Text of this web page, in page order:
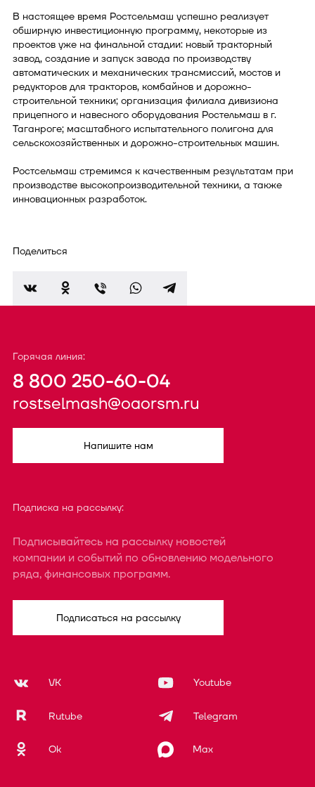
В настоящее время Ростсельмаш успешно реализует
обширную инвестиционную программу, некоторые из
проектов уже на финальной стадии: новый тракторный
завод, создание и запуск завода по производству
автоматических и механических трансмиссий, мостов и
редукторов для тракторов, комбайнов и дорожно-
строительной техники; организация филиала дивизиона
прицепного и навесного оборудования Ростельмаш в г.
Таганроге; масштабного испытательного полигона для
сельскохозяйственных и дорожно-строительных машин.
Ростсельмаш стремимся к качественным результатам при
производстве высокопроизводительной техники, а также
инновационных разработок.
Поделиться
Горячая линия:
8 800 250-60-04
rostselmash@oaorsm.ru
Напишите нам
Подписка на рассылку:
Подписывайтесь на рассылку новостей
компании и событий по обновлению модельного
ряда, финансовых программ.
Подписаться на рассылку
VK Youtube
Rutube Telegram
Ok Max